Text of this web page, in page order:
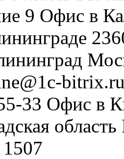
9 Офис в
33 Офис в
область